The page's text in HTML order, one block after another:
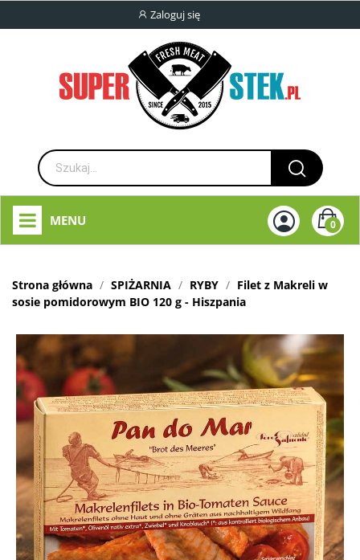
Zaloguj się
0
MENU
Strona główna SPIŻARNIA RYBY
Filet z Makreli w
sosie pomidorowym BIO 120 g - Hiszpania